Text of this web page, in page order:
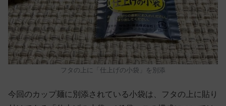
フタの上に「仕上げの小袋」を別添
今回のカップ麺に別添されている小袋は、フタの上に貼り